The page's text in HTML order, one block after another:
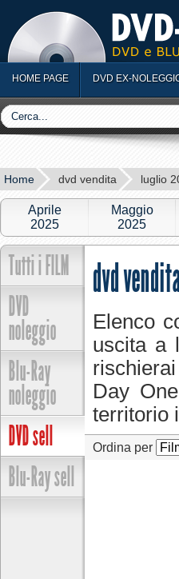
HOME PAGE DVD EX-
Home dvd vendita luglio
Aprile
2025
Maggio
2025
Tutti i FILM
DVD
noleggio
Blu-Ray
noleggio
DVD sell
Blu-Ray sell
dvd
Elenco
uscita a
Day
territorio
Ordina per